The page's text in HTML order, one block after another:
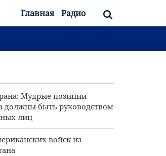
Главная Радио
Мудрые позиции
должны быть руководством
лиц
войск из